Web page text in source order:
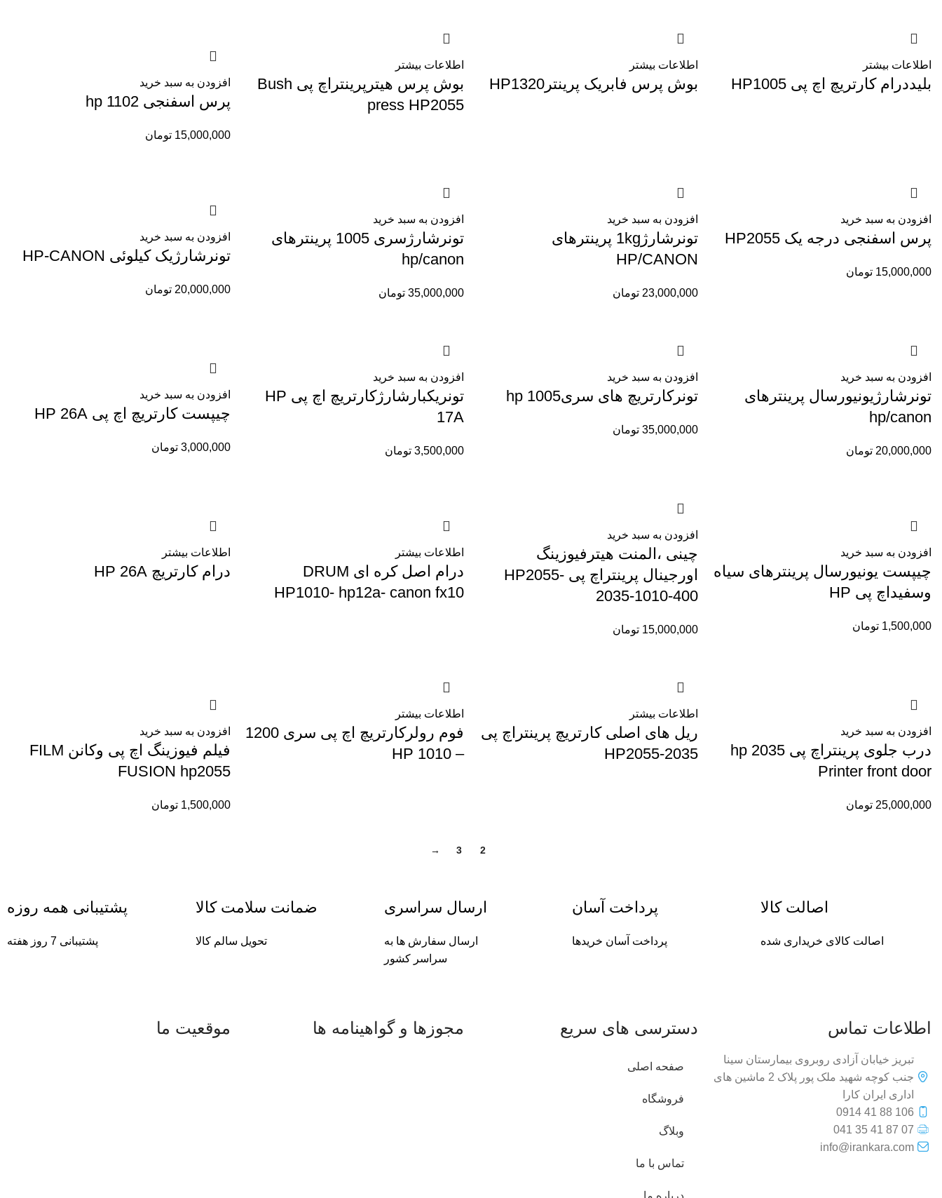
اطلاعات بیشتر
بلیددرام کارتریچ اچ پی HP1005
اطلاعات بیشتر
بوش پرس فابریک پرینترHP1320
اطلاعات بیشتر
بوش پرس هیترپرینتراچ پی Bush
press HP2055
افزودن به سبد خرید
پرس اسفنجی hp 1102
15,000,000 تومان
افزودن به سبد خرید
پرس اسفنجی درجه یک HP2055
15,000,000 تومان
افزودن به سبد خرید
تونرشارژ1kg پرینترهای
HP/CANON
23,000,000 تومان
افزودن به سبد خرید
تونرشارژسری 1005 پرینترهای
hp/canon
35,000,000 تومان
افزودن به سبد خرید
تونرشارژیک کیلوئی HP-CANON
20,000,000 تومان
افزودن به سبد خرید
تونرشارژیونیورسال پرینترهای
hp/canon
20,000,000 تومان
افزودن به سبد خرید
تونرکارتریچ های سری1005 hp
35,000,000 تومان
افزودن به سبد خرید
تونریکبارشارژکارتریچ اچ پی HP
17A
3,500,000 تومان
افزودن به سبد خرید
چیپست کارتریچ اچ پی HP 26A
3,000,000 تومان
افزودن به سبد خرید
چیپست یونیورسال پرینترهای سیاه
وسفیداچ پی HP
1,500,000 تومان
افزودن به سبد خرید
چینی ،المنت هیترفیوزینگ
اورجینال پرینتراچ پی HP2055-
2035-1010-400
15,000,000 تومان
اطلاعات بیشتر
درام اصل کره ای DRUM
HP1010- hp12a- canon fx10
اطلاعات بیشتر
درام کارتریچ HP 26A
افزودن به سبد خرید
درب جلوی پرینتراچ پی 2035 hp
Printer front door
25,000,000 تومان
اطلاعات بیشتر
ریل های اصلی کارتریچ پرینتراچ پی
HP2055-2035
اطلاعات بیشتر
فوم رولرکارتریچ اچ پی سری 1200
– 1010 HP
افزودن به سبد خرید
فیلم فیوزینگ اچ پی وکانن FILM
FUSION hp2055
1,500,000 تومان
2
3
→
اصالت کالا
اصالت کالای خریداری شده
پرداخت آسان
پرداخت آسان خریدها
ارسال سراسری
ارسال سفارش ها به
سراسر کشور
ضمانت سلامت کالا
تحویل سالم کالا
پشتیبانی همه روزه
پشتیبانی 7 روز هفته
اطلاعات تماس
تبریز خیابان آزادی روبروی بیمارستان سینا
جنب کوچه شهید ملک پور پلاک 2 ماشین های
اداری ایران کارا
106 88 41 0914
07 87 41 35 041
info@irankara.com
دسترسی های سریع
صفحه اصلی
فروشگاه
وبلاگ
تماس با ما
درباره ما
مجوزها و گواهینامه ها موقعیت ما